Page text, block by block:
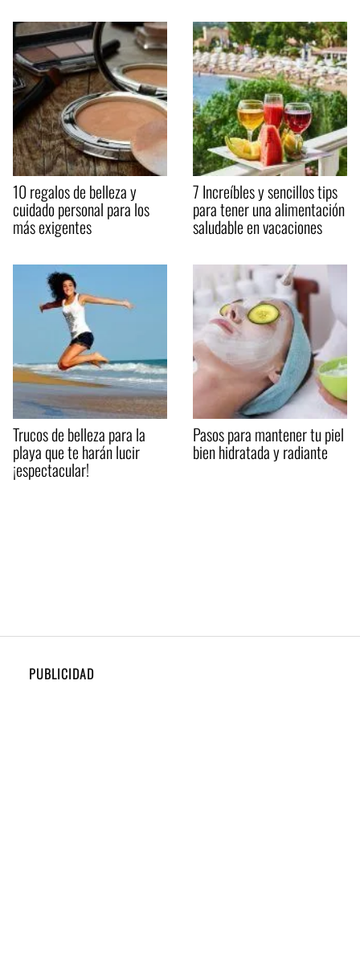
10 regalos de belleza y
cuidado personal para los
más exigentes
7 Increíbles y sencillos tips
para tener una alimentación
saludable en vacaciones
Trucos de belleza para la
playa que te harán lucir
¡espectacular!
Pasos para mantener tu piel
bien hidratada y radiante
PUBLICIDAD